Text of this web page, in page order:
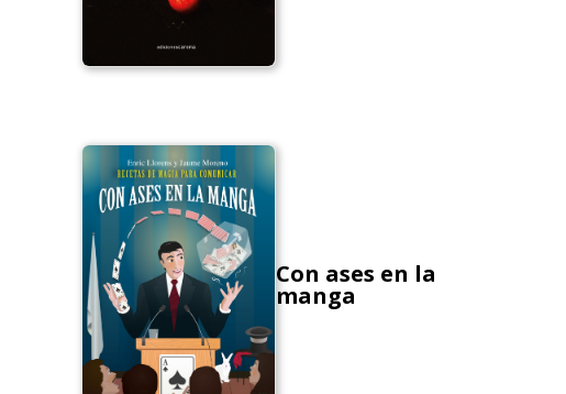
Con ases en la
manga